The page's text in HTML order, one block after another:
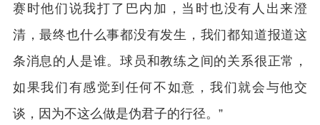
赛时他们说我打了巴内加，当时也没有人出来澄
清，最终也什么事都没有发生，我们都知道报道这
条消息的人是谁。球员和教练之间的关系很正常，
如果我们有感觉到任何不如意，我们就会与他交
谈，因为不这么做是伪君子的行径。”